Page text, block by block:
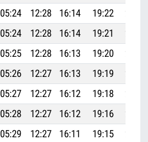
05:24 12:28 16:14 19:22
05:24 12:28 16:14 19:21
05:25 12:28 16:13 19:20
05:26 12:27 16:13 19:19
05:27 12:27 16:12 19:18
05:28 12:27 16:12 19:16
05:29 12:27 16:11 19:15